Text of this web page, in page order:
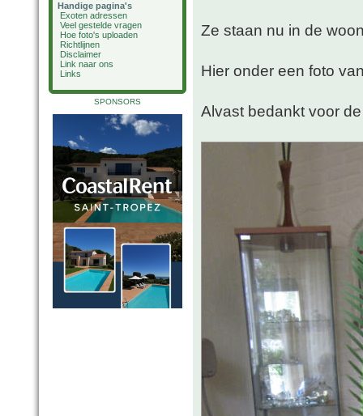
Handige pagina's
Exoten adressen
Veel gestelde vragen
Hoe foto's uploaden
Richtlijnen
Disclaimer
Link naar ons
Links
SPONSORS
Ze staan nu in de
Hier onder een foto
Alvast bedankt voor